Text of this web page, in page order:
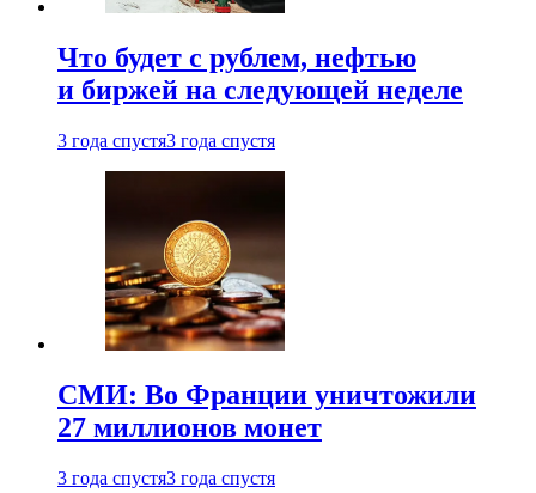
Что будет с рублем, нефтью
и биржей на следующей неделе
3 года спустя3 года спустя
СМИ: Во Франции уничтожили
27 миллионов монет
3 года спустя3 года спустя